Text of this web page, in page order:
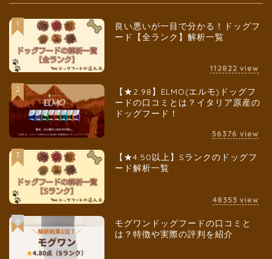
1
良い悪いが一目で分かる！ドッグフ
ード【全ランク】解析一覧
112822 view
2
【★2.98】ELMO(エルモ)ドッグフ
ードの口コミとは？イタリア原産の
ドッグフード！
56376 view
3
【★4.50以上】Sランクのドッグフ
ード解析一覧
48353 view
4
モグワンドッグフードの口コミと
は？特徴や実際の評判を紹介